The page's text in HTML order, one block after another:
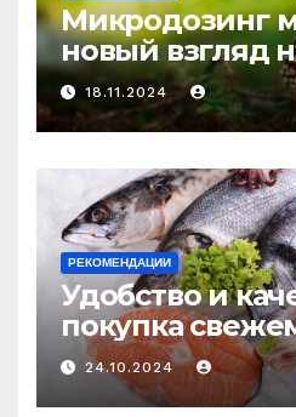
Микродозинг
новый взгляд
психоделику
18.11.2024
РЕКОМЕНДАЦИИ
Удобство и
покупка
рыбы онлайн
24.10.2024